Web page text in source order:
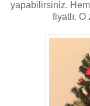
yapabilirsiniz.
fiyatlı.